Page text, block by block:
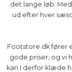
det lange løb.
ud efter hver
Footstore.dk fører
gode priser, og vi
kan I derfor klæde